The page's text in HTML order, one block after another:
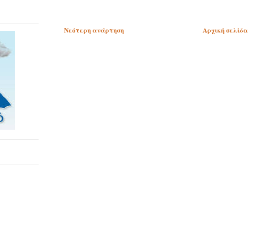
Νεότερη ανάρτηση Αρχική σελίδα